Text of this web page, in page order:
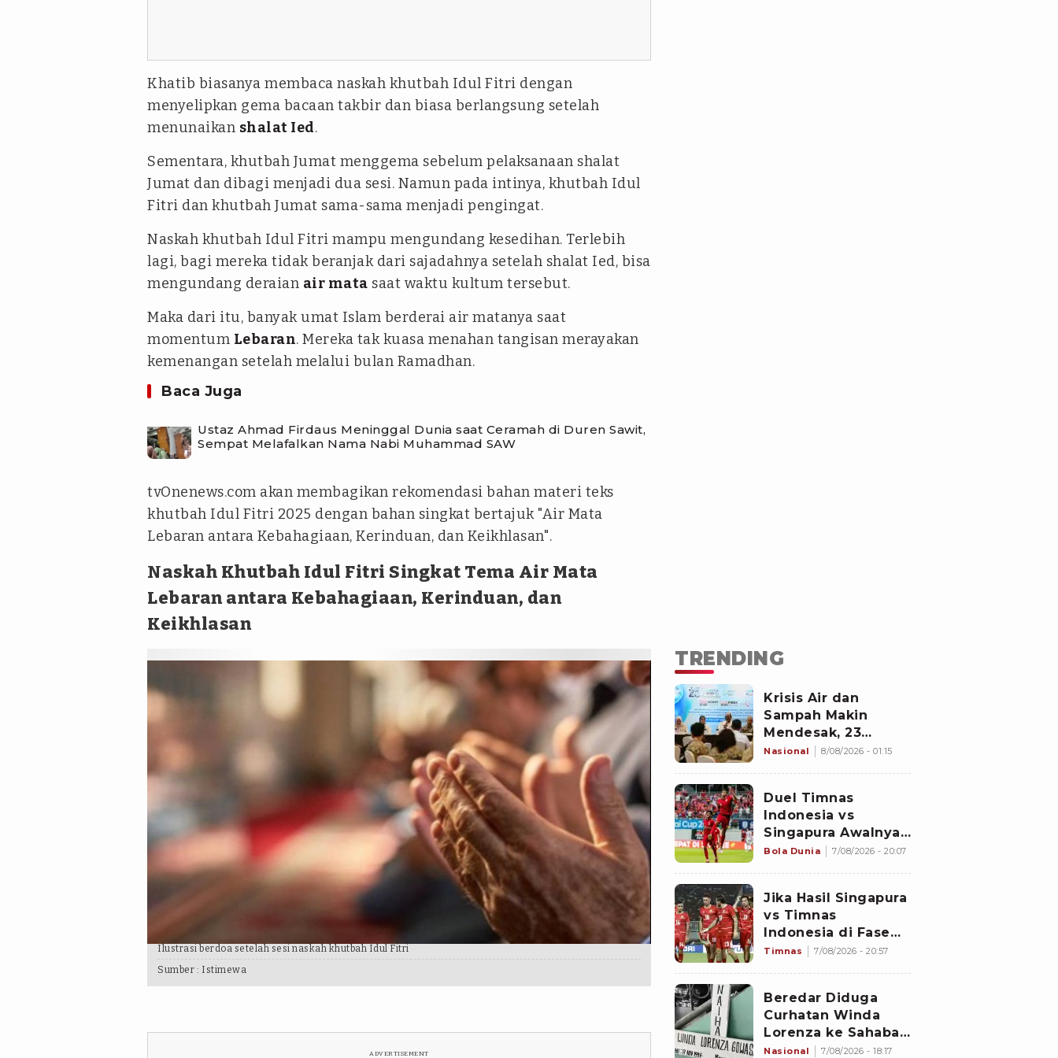
Khatib biasanya membaca naskah khutbah Idul Fitri dengan
menyelipkan gema bacaan takbir dan biasa berlangsung setelah
menunaikan shalat Ied.
Sementara, khutbah Jumat menggema sebelum pelaksanaan shalat
Jumat dan dibagi menjadi dua sesi. Namun pada intinya, khutbah Idul
Fitri dan khutbah Jumat sama-sama menjadi pengingat.
Naskah khutbah Idul Fitri mampu mengundang kesedihan. Terlebih
lagi, bagi mereka tidak beranjak dari sajadahnya setelah shalat Ied, bisa
mengundang deraian air mata saat waktu kultum tersebut.
Maka dari itu, banyak umat Islam berderai air matanya saat
momentum Lebaran. Mereka tak kuasa menahan tangisan merayakan
kemenangan setelah melalui bulan Ramadhan.
Baca Juga
Ustaz Ahmad Firdaus Meninggal Dunia saat Ceramah di Duren Sawit,
Sempat Melafalkan Nama Nabi Muhammad SAW
tvOnenews.com akan membagikan rekomendasi bahan materi teks
khutbah Idul Fitri 2025 dengan bahan singkat bertajuk "Air Mata
Lebaran antara Kebahagiaan, Kerinduan, dan Keikhlasan".
Naskah Khutbah Idul Fitri Singkat Tema Air Mata
Lebaran antara Kebahagiaan, Kerinduan, dan
Keikhlasan
Ilustrasi berdoa setelah sesi naskah khutbah Idul Fitri
Sumber : Istimewa
ADVERTISEMENT
TRENDING
Krisis Air dan
Sampah Makin
Mendesak, 23
Negara Berkumpul
Nasional 8/08/2026 - 01:15
Duel Timnas
Indonesia vs
Singapura Awalnya
Bukan di Stadion
Bola Dunia 7/08/2026 - 20:07
Jika Hasil Singapura
vs Timnas
Indonesia di Fase
Grup Piala AFF 2026
Timnas 7/08/2026 - 20:57
Beredar Diduga
Curhatan Winda
Lorenza ke Sahabat,
Temukan Fakta
Nasional 7/08/2026 - 18:17